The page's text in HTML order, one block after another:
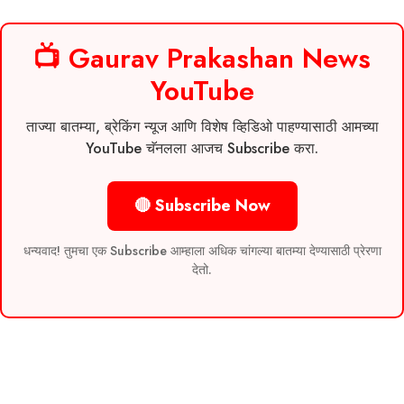
📺 Gaurav Prakashan News
YouTube
ताज्या बातम्या, ब्रेकिंग न्यूज आणि विशेष व्हिडिओ पाहण्यासाठी आमच्या
YouTube चॅनलला आजच Subscribe करा.
🔴 Subscribe Now
धन्यवाद! तुमचा एक Subscribe आम्हाला अधिक चांगल्या बातम्या देण्यासाठी प्रेरणा
देतो.